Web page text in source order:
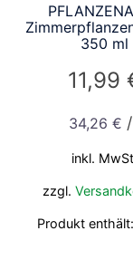
350 ml
11,99
34,26 € /
inkl.
zzgl.
Produkt